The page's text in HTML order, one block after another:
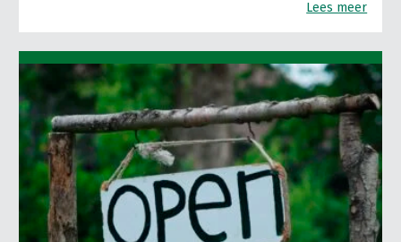
Lees meer